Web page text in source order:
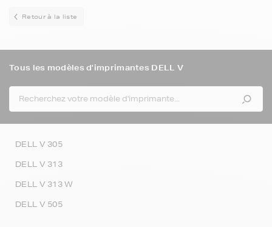
Retour à la liste
Tous les modèles d'imprimantes DELL V
DELL V 305
DELL V 313
DELL V 313 W
DELL V 505